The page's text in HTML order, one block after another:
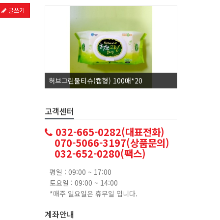
글쓰기
허브그린물티슈(캡형) 100매*20
고객센터
032-665-0282(대표전화)
070-5066-3197(상품문의)
032-652-0280(팩스)
평일 : 09:00 ~ 17:00
토요일 : 09:00 ~ 14:00
*매주 일요일은 휴무일 입니다.
계좌안내